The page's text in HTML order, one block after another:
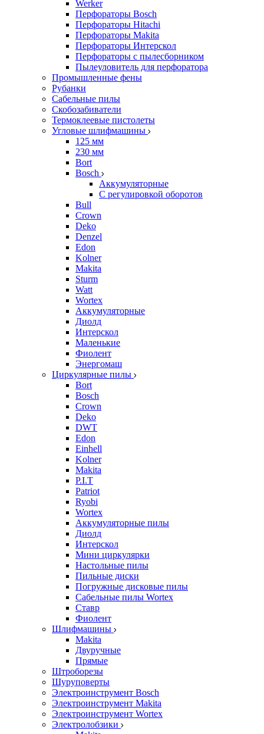
Werker
Перфораторы Bosch
Перфораторы Hitachi
Перфораторы Makita
Перфораторы Интерскол
Перфораторы с пылесборником
Пылеуловитель для перфоратора
Промышленные фены
Рубанки
Сабельные пилы
Скобозабиватели
Термоклеевые пистолеты
Угловые шлифмашины
125 мм
230 мм
Bort
Bosch
Аккумуляторные
С регулировкой оборотов
Bull
Crown
Deko
Denzel
Edon
Kolner
Makita
Sturm
Watt
Wortex
Аккумуляторные
Диолд
Интерскол
Маленькие
Фиолент
Энергомаш
Циркулярные пилы
Bort
Bosch
Crown
Deko
DWT
Edon
Einhell
Kolner
Makita
P.I.T
Patriot
Ryobi
Wortex
Аккумуляторные пилы
Диолд
Интерскол
Мини циркулярки
Настольные пилы
Пильные диски
Погружные дисковые пилы
Сабельные пилы Wortex
Ставр
Фиолент
Шлифмашины
Makita
Двуручные
Прямые
Штроборезы
Шуруповерты
Электроинструмент Bosch
Электроинструмент Makita
Электроинструмент Wortex
Электролобзики